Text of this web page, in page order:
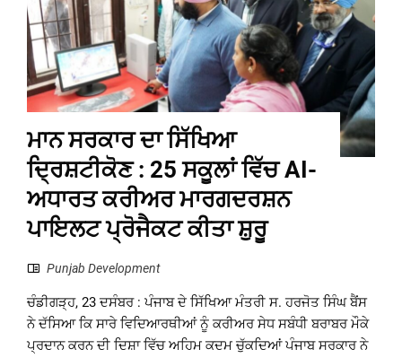
ਮਾਨ ਸਰਕਾਰ ਦਾ ਸਿੱਖਿਆ
ਦ੍ਰਿਸ਼ਟੀਕੋਣ : 25 ਸਕੂਲਾਂ ਵਿੱਚ AI-
ਅਧਾਰਤ ਕਰੀਅਰ ਮਾਰਗਦਰਸ਼ਨ
ਪਾਇਲਟ ਪ੍ਰੋਜੈਕਟ ਕੀਤਾ ਸ਼ੁਰੂ
Punjab Development
ਚੰਡੀਗੜ੍ਹ, 23 ਦਸੰਬਰ : ਪੰਜਾਬ ਦੇ ਸਿੱਖਿਆ ਮੰਤਰੀ ਸ. ਹਰਜੋਤ ਸਿੰਘ ਬੈਂਸ
ਨੇ ਦੱਸਿਆ ਕਿ ਸਾਰੇ ਵਿਦਿਆਰਥੀਆਂ ਨੂੰ ਕਰੀਅਰ ਸੇਧ ਸਬੰਧੀ ਬਰਾਬਰ ਮੌਕੇ
ਪ੍ਰਦਾਨ ਕਰਨ ਦੀ ਦਿਸ਼ਾ ਵਿੱਚ ਅਹਿਮ ਕਦਮ ਚੁੱਕਦਿਆਂ ਪੰਜਾਬ ਸਰਕਾਰ ਨੇ